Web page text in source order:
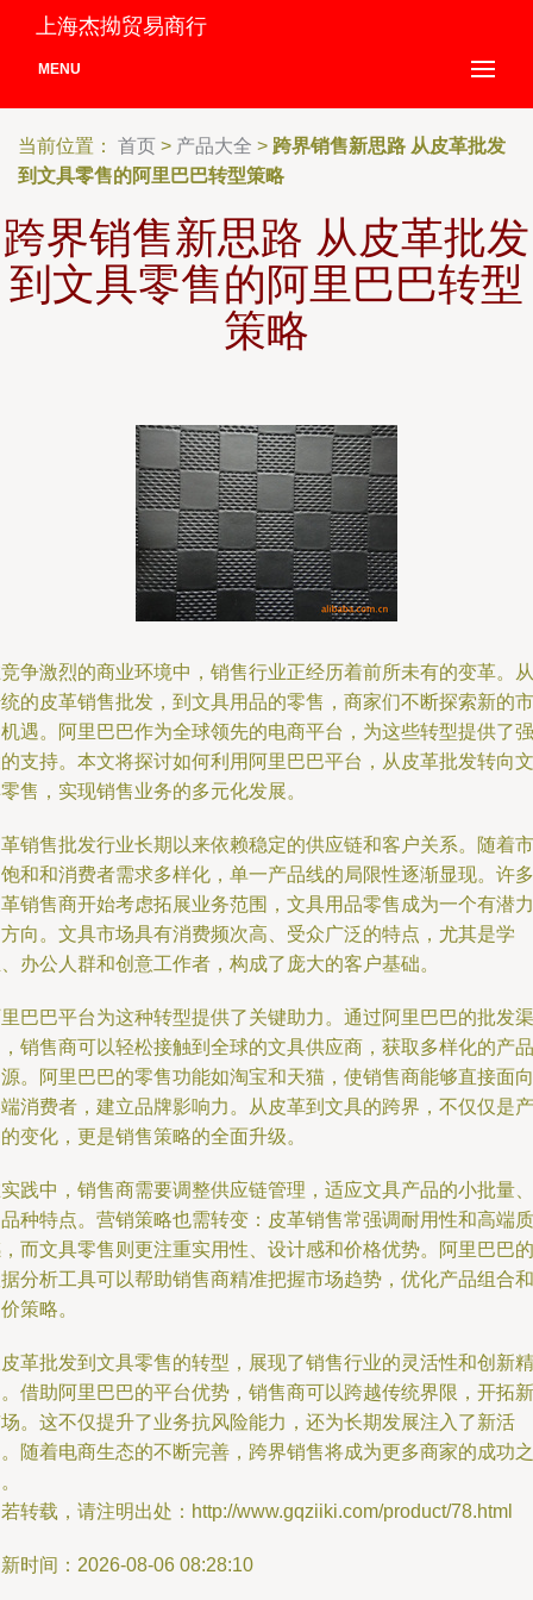
上海杰拗贸易商行
MENU
当前位置： 首页 > 产品大全 > 跨界销售新思路 从皮革批发
到文具零售的阿里巴巴转型策略
跨界销售新思路 从皮革批发
到文具零售的阿里巴巴转型
策略
争激烈的商业环境中，销售行业正经历着前所未有的变革。从
的皮革销售批发，到文具用品的零售，商家们不断探索新的市
遇。阿里巴巴作为全球领先的电商平台，为这些转型提供了强
支持。本文将探讨如何利用阿里巴巴平台，从皮革批发转向文
售，实现销售业务的多元化发展。
销售批发行业长期以来依赖稳定的供应链和客户关系。随着市
和和消费者需求多样化，单一产品线的局限性逐渐显现。许多
销售商开始考虑拓展业务范围，文具用品零售成为一个有潜力
向。文具市场具有消费频次高、受众广泛的特点，尤其是学
办公人群和创意工作者，构成了庞大的客户基础。
巴巴平台为这种转型提供了关键助力。通过阿里巴巴的批发渠
销售商可以轻松接触到全球的文具供应商，获取多样化的产品
。阿里巴巴的零售功能如淘宝和天猫，使销售商能够直接面向
消费者，建立品牌影响力。从皮革到文具的跨界，不仅仅是产
变化，更是销售策略的全面升级。
践中，销售商需要调整供应链管理，适应文具产品的小批量、
种特点。营销策略也需转变：皮革销售常强调耐用性和高端质
而文具零售则更注重实用性、设计感和价格优势。阿里巴巴的
分析工具可以帮助销售商精准把握市场趋势，优化产品组合和
策略。
革批发到文具零售的转型，展现了销售行业的灵活性和创新精
借助阿里巴巴的平台优势，销售商可以跨越传统界限，开拓新
。这不仅提升了业务抗风险能力，还为长期发展注入了新活
随着电商生态的不断完善，跨界销售将成为更多商家的成功之
转载，请注明出处：http://www.gqziiki.com/product/78.html
时间：2026-08-06 08:28:10